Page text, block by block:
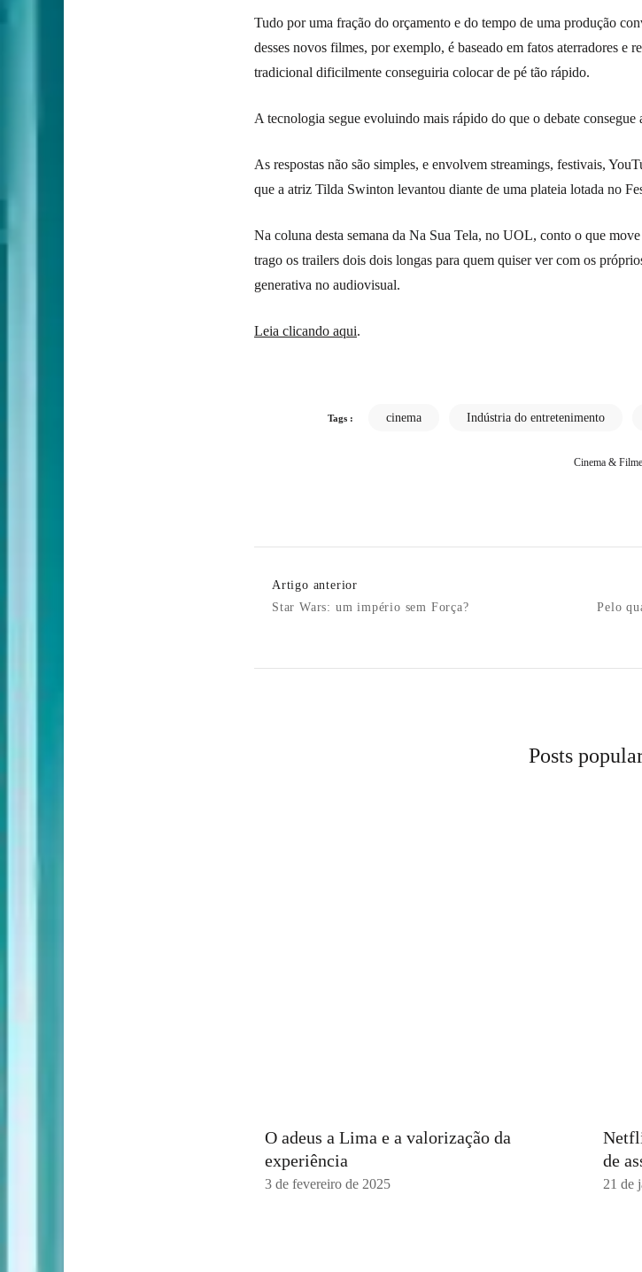
Tudo por uma fração do orçamento e do tempo de uma produção
desses novos filmes, por exemplo, é baseado em fatos aterradores e
tradicional dificilmente conseguiria colocar de pé tão rápido.
A tecnologia segue evoluindo mais rápido do que o debate consegue
As respostas não são simples, e envolvem streamings, festivais,
que a atriz Tilda Swinton levantou diante de uma plateia lotada no
Na coluna desta semana da Na Sua Tela, no UOL, conto o que
trago os trailers dois dois longas para quem quiser ver com os
generativa no audiovisual.
Leia clicando aqui.
Tags : cinema Indústria do entretenimento
Cinema &
Navigation
Artigo anterior
Star Wars: um império sem Força?
Pelo
Posts
O adeus a Lima e a valorização da
experiência
3 de fevereiro de 2025
de
21 de